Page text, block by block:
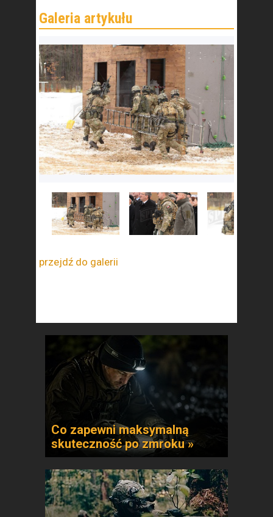
przejdź do galerii
Co zapewni maksymalną
skuteczność po zmroku »